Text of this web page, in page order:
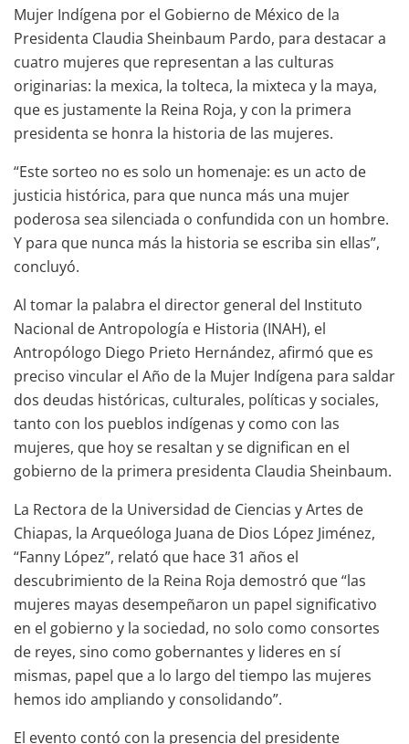
Mujer Indígena por el Gobierno de México de la
Presidenta Claudia Sheinbaum Pardo, para destacar a
cuatro mujeres que representan a las culturas
originarias: la mexica, la tolteca, la mixteca y la maya,
que es justamente la Reina Roja, y con la primera
presidenta se honra la historia de las mujeres.
“Este sorteo no es solo un homenaje: es un acto de
justicia histórica, para que nunca más una mujer
poderosa sea silenciada o confundida con un hombre.
Y para que nunca más la historia se escriba sin ellas”,
concluyó.
Al tomar la palabra el director general del Instituto
Nacional de Antropología e Historia (INAH), el
Antropólogo Diego Prieto Hernández, afirmó que es
preciso vincular el Año de la Mujer Indígena para saldar
dos deudas históricas, culturales, políticas y sociales,
tanto con los pueblos indígenas y como con las
mujeres, que hoy se resaltan y se dignifican en el
gobierno de la primera presidenta Claudia Sheinbaum.
La Rectora de la Universidad de Ciencias y Artes de
Chiapas, la Arqueóloga Juana de Dios López Jiménez,
“Fanny López”, relató que hace 31 años el
descubrimiento de la Reina Roja demostró que “las
mujeres mayas desempeñaron un papel significativo
en el gobierno y la sociedad, no solo como consortes
de reyes, sino como gobernantes y lideres en sí
mismas, papel que a lo largo del tiempo las mujeres
hemos ido ampliando y consolidando”.
El evento contó con la presencia del presidente